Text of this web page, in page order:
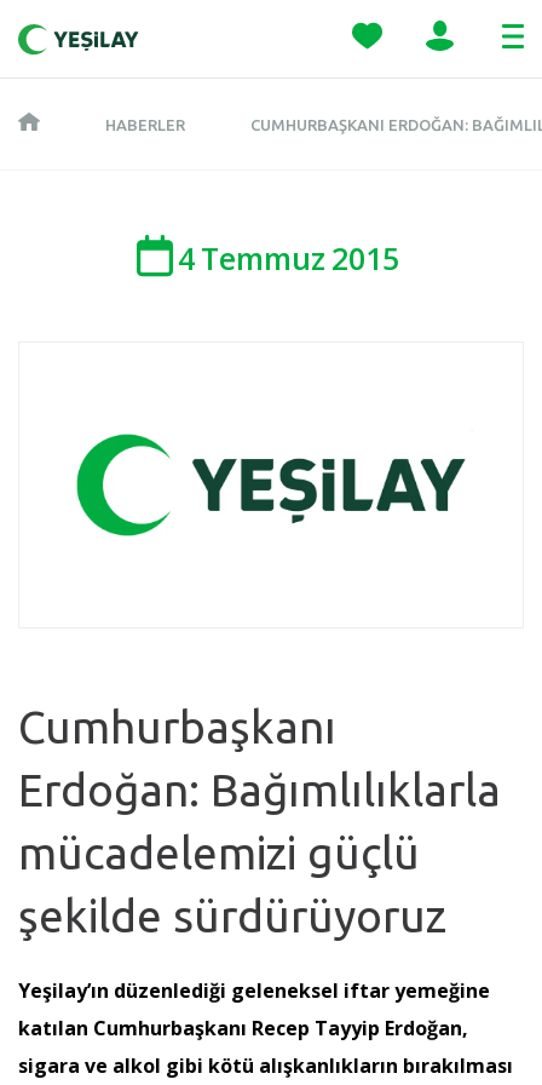
HABERLER CUMHURBAŞKANI ERDOĞAN:
4Temmuz 2015
Cumhurbaşkanı
Erdoğan: Bağımlılıklarla
mücadelemizi güçlü
şekilde sürdürüyoruz
Yeşilay’ın düzenlediği geleneksel iftar yemeğine
katılan Cumhurbaşkanı Recep Tayyip Erdoğan,
sigara ve alkol gibi kötü alışkanlıkların bırakılması